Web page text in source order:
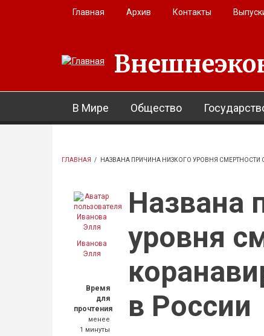
Перейти к основному содержанию
Главная Архив Контакты
В Мире Общество
ГЛАВНАЯ / НАЗВАНА ПРИЧИНА НИЗКОГО УРОВНЯ СМЕРТНОСТИ
Иванова
Элля
Время
для
прочтения
менее
1 минуты
Названа
уровня
в России